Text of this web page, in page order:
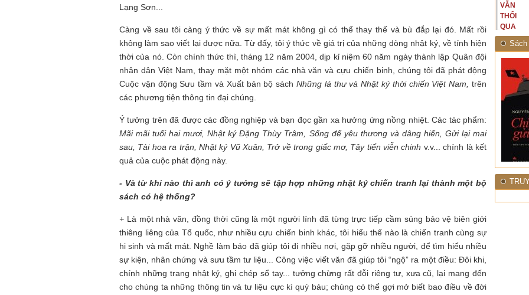
Lạng Sơn...
Càng về sau tôi càng ý thức về sự mất mát không gì có thể thay thế và bù đắp lại đó. Mất rồi
không làm sao viết lại được nữa. Từ đấy, tôi ý thức về giá trị của những dòng nhật ký, về tính hiện
thời của nó. Còn chính thức thì, tháng 12 năm 2004, dịp kỉ niệm 60 năm ngày thành lập Quân đội
nhân dân Việt Nam, thay mặt một nhóm các nhà văn và cựu chiến binh, chúng tôi đã phát động
Cuộc vận động Sưu tầm và Xuất bản bộ sách Những lá thư và Nhật ký thời chiến Việt Nam, trên
các phương tiện thông tin đại chúng.
Ý tưởng trên đã được các đồng nghiệp và bạn đọc gần xa hưởng ứng nồng nhiệt. Các tác phẩm:
Mãi mãi tuổi hai mươi, Nhật ký Đặng Thùy Trâm, Sống để yêu thương và dâng hiến, Gửi lại mai
sau, Tài hoa ra trận, Nhật ký Vũ Xuân, Trở về trong giấc mơ, Tây tiến viễn chinh v.v... chính là kết
quả của cuộc phát động này.
- Và từ khi nào thì anh có ý tưởng sẽ tập hợp những nhật ký chiến tranh lại thành một bộ
sách có hệ thống?
+ Là một nhà văn, đồng thời cũng là một người lính đã từng trực tiếp cầm súng bảo vệ biên giới
thiêng liêng của Tổ quốc, như nhiều cựu chiến binh khác, tôi hiểu thế nào là chiến tranh cùng sự
hi sinh và mất mát. Nghề làm báo đã giúp tôi đi nhiều nơi, gặp gỡ nhiều người, để tìm hiểu nhiều
sự kiện, nhân chứng và sưu tầm tư liệu... Công việc viết văn đã giúp tôi “ngộ” ra một điều: Đôi khi,
chính những trang nhật ký, ghi chép sổ tay... tưởng chừng rất đỗi riêng tư, xưa cũ, lại mang đến
cho chúng ta những thông tin và tư liệu cực kì quý báu; chúng có thể gợi mở biết bao điều về đời
TÁM
1945
VẪN
THỔI
QUA
RỪNG
NHIỆT
ĐỚI"